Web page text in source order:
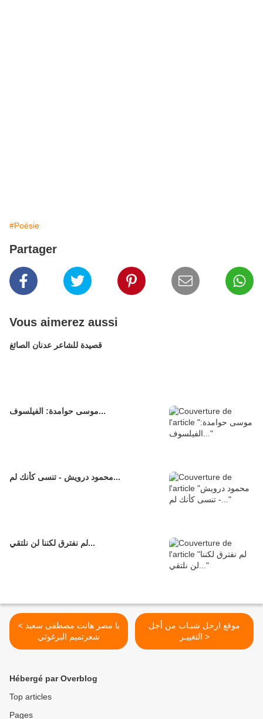
#Poésie
Partager
Vous aimerez aussi
قصيدة للشاعر عدنان الصائغ
موسى حوامدة: الفيلسوف...
محمود درويش - تنسى كأنك لم...
لم نفترق لكننا لن نلتقي...
< يا مصر هانت مصطفى سعيد
شعرتميم البرغوثي
موقع ارحل شبـاب من أجل
التغييـر >
Hébergé par Overblog
Top articles
Pages